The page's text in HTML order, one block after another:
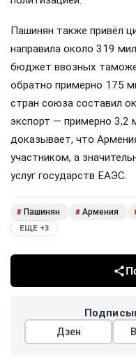
Пашинян также привёл
направила около 319
бюджет ввозных
обратно примерно 175
стран союза составил
экспорт — примерно 3,2
доказывает, что
участником, а
услуг государств ЕАЭС.
# Пашинян # Армения
ЕЩЕ +3
Дзен